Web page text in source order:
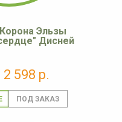
Эльзы
Дисней
2 598 р.